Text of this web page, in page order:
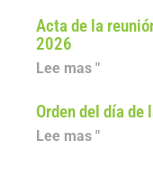
Acta de la
2026
Lee mas "
Orden del día
Lee mas "